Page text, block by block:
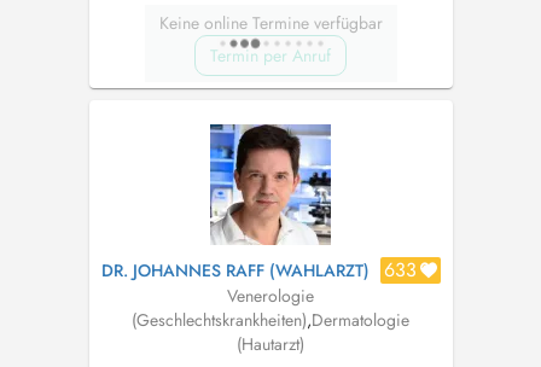
Keine online Termine verfügbar
Termin per Anruf
DR. JOHANNES RAFF (WAHLARZT) 633
Venerologie
(Geschlechtskrankheiten),Dermatologie
(Hautarzt)